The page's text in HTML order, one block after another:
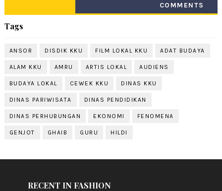
COMMENTS
Tags
ANSOR DISDIK KKU FILM LOKAL KKU ADAT BUDAYA
ALAM KKU AMRU ARTIS LOKAL AUDIENS
BUDAYA LOKAL CEWEK KKU DINAS KKU
DINAS PARIWISATA DINAS PENDIDIKAN
DINAS PERHUBUNGAN EKONOMI FENOMENA
GENJOT GHAIB GURU HILDI
RECENT IN FASHION